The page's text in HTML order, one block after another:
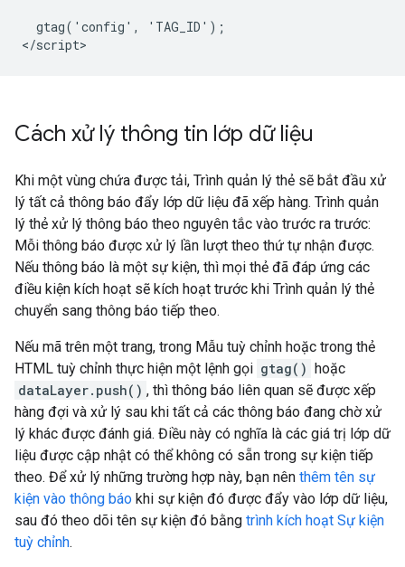
  gtag('config', 'TAG_ID');
Cách xử lý thông tin lớp dữ liệu
Khi một vùng chứa được tải, Trình quản lý thẻ sẽ bắt đầu xử
lý tất cả thông báo đẩy lớp dữ liệu đã xếp hàng. Trình quản
lý thẻ xử lý thông báo theo nguyên tắc vào trước ra trước:
Mỗi thông báo được xử lý lần lượt theo thứ tự nhận được.
Nếu thông báo là một sự kiện, thì mọi thẻ đã đáp ứng các
điều kiện kích hoạt sẽ kích hoạt trước khi Trình quản lý thẻ
chuyển sang thông báo tiếp theo.
Nếu mã trên một trang, trong Mẫu tuỳ chỉnh hoặc trong thẻ
HTML tuỳ chỉnh thực hiện một lệnh gọi gtag() hoặc
dataLayer.push() , thì thông báo liên quan sẽ được xếp
hàng đợi và xử lý sau khi tất cả các thông báo đang chờ xử
lý khác được đánh giá. Điều này có nghĩa là các giá trị lớp dữ
liệu được cập nhật có thể không có sẵn trong sự kiện tiếp
theo. Để xử lý những trường hợp này, bạn nên thêm tên sự
kiện vào thông báo khi sự kiện đó được đẩy vào lớp dữ liệu,
sau đó theo dõi tên sự kiện đó bằng trình kích hoạt Sự kiện
tuỳ chỉnh.